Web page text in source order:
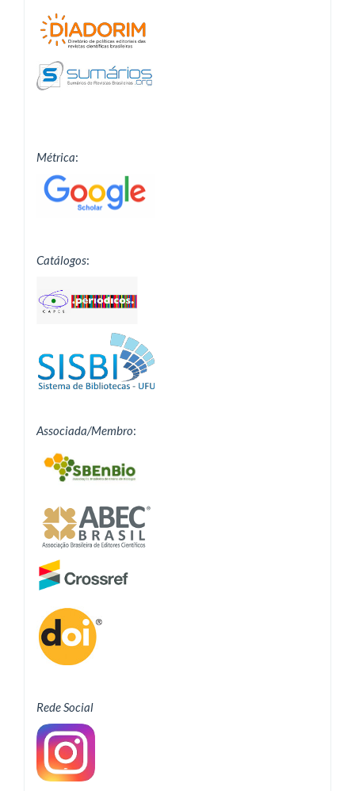
Métrica:
Catálogos:
Associada/Membro:
Rede Social